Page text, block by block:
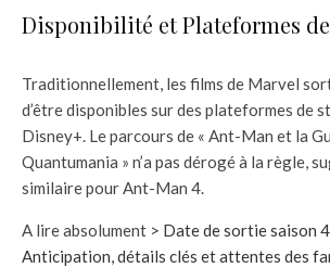
Disponibilité et Plateformes
Traditionnellement, les films de Marvel
d’être disponibles sur des plateformes de
Disney+. Le parcours de « Ant-Man et la
Quantumania » n’a pas dérogé à la règle,
similaire pour Ant-Man 4.
A lire absolument > Date de sortie saison 4
Anticipation, détails clés et attentes des